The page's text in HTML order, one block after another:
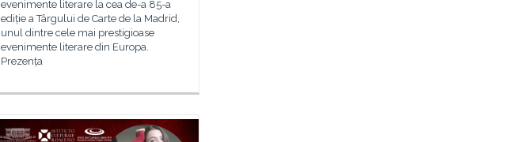
evenimente literare la cea de-a 85-a
ediție a Târgului de Carte de la Madrid,
unul dintre cele mai prestigioase
evenimente literare din Europa.
Prezența